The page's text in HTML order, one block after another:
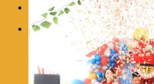
0
Chưa có sản phẩm trong